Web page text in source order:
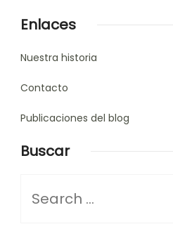
Enlaces
Nuestra historia
Contacto
Publicaciones del blog
Buscar
for